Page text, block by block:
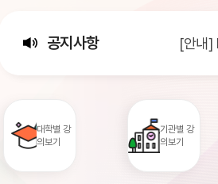
공지사항
[서
[안내]
[안내]
대학별 강
의보기
기관별 강
의보기